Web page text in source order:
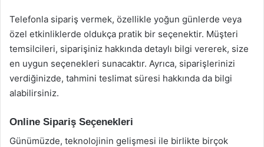
Telefonla sipariş vermek, özellikle yoğun günlerde veya
özel etkinliklerde oldukça pratik bir seçenektir. Müşteri
temsilcileri, siparişiniz hakkında detaylı bilgi vererek, size
en uygun seçenekleri sunacaktır. Ayrıca, siparişlerinizi
verdiğinizde, tahmini teslimat süresi hakkında da bilgi
alabilirsiniz.
Online Sipariş Seçenekleri
Günümüzde, teknolojinin gelişmesi ile birlikte birçok